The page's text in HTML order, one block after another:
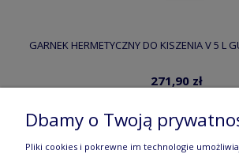
GARNEK HERMETYCZNY DO KISZENIA V 5 L
271,90 zł
DO KOSZYKA
Dbamy o Twoją
Pliki cookies i pokrewne im technologie